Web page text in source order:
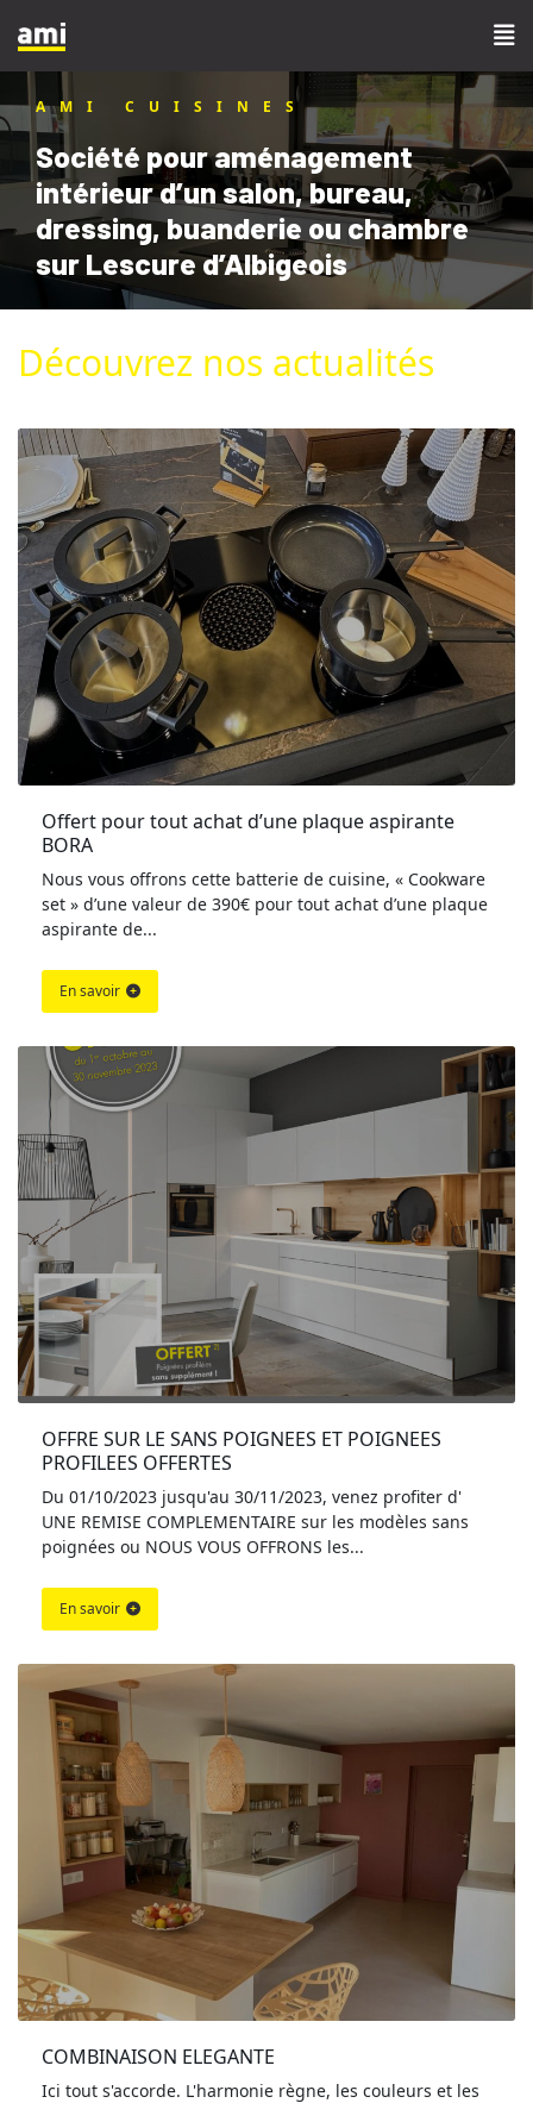
AMI CUISINES
Société pour aménagement
intérieur d’un salon, bureau,
dressing, buanderie ou chambre
sur Lescure d’Albigeois
Découvrez nos actualités
Offert pour tout achat d’une plaque aspirante
BORA
Nous vous offrons cette batterie de cuisine, « Cookware
set » d’une valeur de 390€ pour tout achat d’une plaque
aspirante de...
En savoir
OFFRE SUR LE SANS POIGNEES ET POIGNEES
PROFILEES OFFERTES
Du 01/10/2023 jusqu'au 30/11/2023, venez profiter d'
UNE REMISE COMPLEMENTAIRE sur les modèles sans
poignées ou NOUS VOUS OFFRONS les...
En savoir
COMBINAISON ELEGANTE
Ici tout s'accorde. L'harmonie règne, les couleurs et les